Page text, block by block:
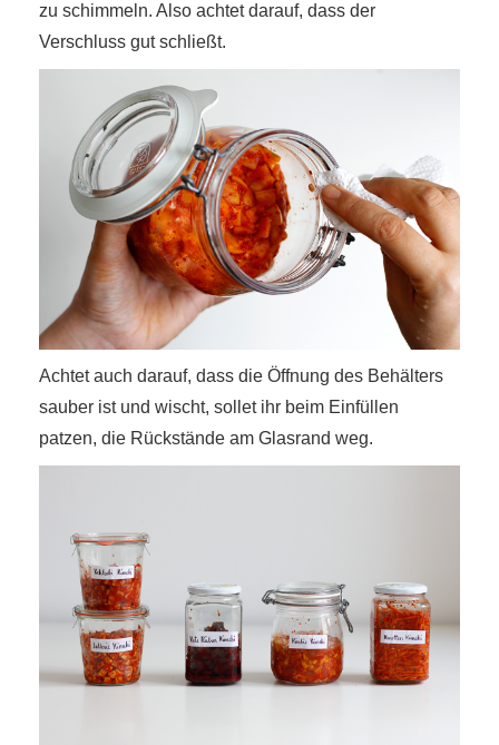
zu schimmeln. Also achtet darauf, dass der
Verschluss gut schließt.
Achtet auch darauf, dass die Öffnung des Behälters
sauber ist und wischt, sollet ihr beim Einfüllen
patzen, die Rückstände am Glasrand weg.